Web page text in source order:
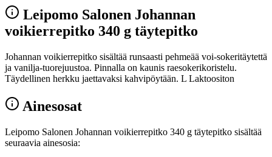
Leipomo Salonen Johannan
voikierrepitko 340 g täytepitko
Johannan voikierrepitko sisältää runsaasti pehmeää voi-sokeritäytettä
ja vanilja-tuorejuustoa. Pinnalla on kaunis raesokerikoristelu.
Täydellinen herkku jaettavaksi kahvipöytään. L Laktoositon
Ainesosat
Leipomo Salonen Johannan voikierrepitko 340 g täytepitko sisältää
seuraavia ainesosia: